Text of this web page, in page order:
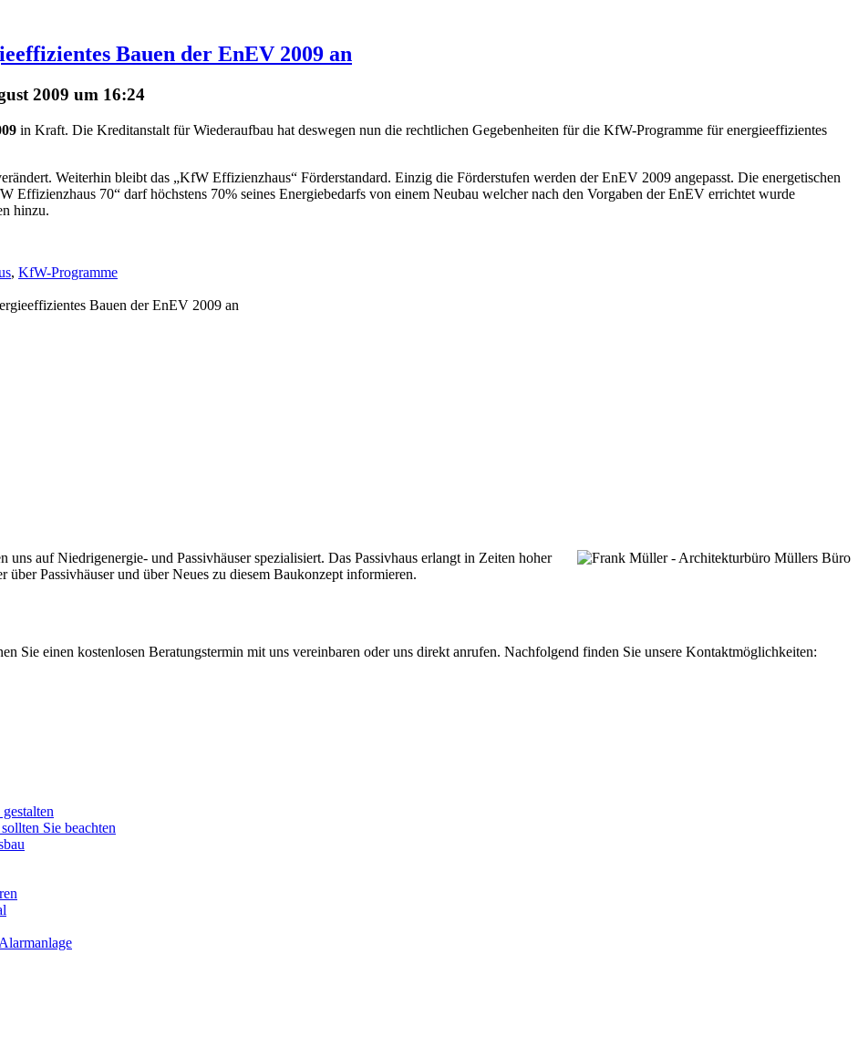
Bauen der EnEV 2009 an
2009 um 16:24
in Kraft. Die Kreditanstalt für Wiederaufbau hat deswegen nun die rechtlichen Gegebenheiten für die KfW-Programme für energieeffizientes
Weiterhin bleibt das „KfW Effizienzhaus“ Förderstandard. Einzig die Förderstufen werden der EnEV 2009 angepasst. Die energetischen
Effizienzhaus 70“ darf höchstens 70% seines Energiebedarfs von einem Neubau welcher nach den Vorgaben der EnEV errichtet wurde
hinzu.
, KfW-Programme
Bauen der EnEV 2009 an
uns auf Niedrigenergie- und Passivhäuser spezialisiert. Das Passivhaus erlangt in Zeiten hoher
Passivhäuser und über Neues zu diesem Baukonzept informieren.
Sie einen kostenlosen Beratungstermin mit uns vereinbaren oder uns direkt anrufen. Nachfolgend finden Sie unsere Kontaktmöglichkeiten:
Sie beachten